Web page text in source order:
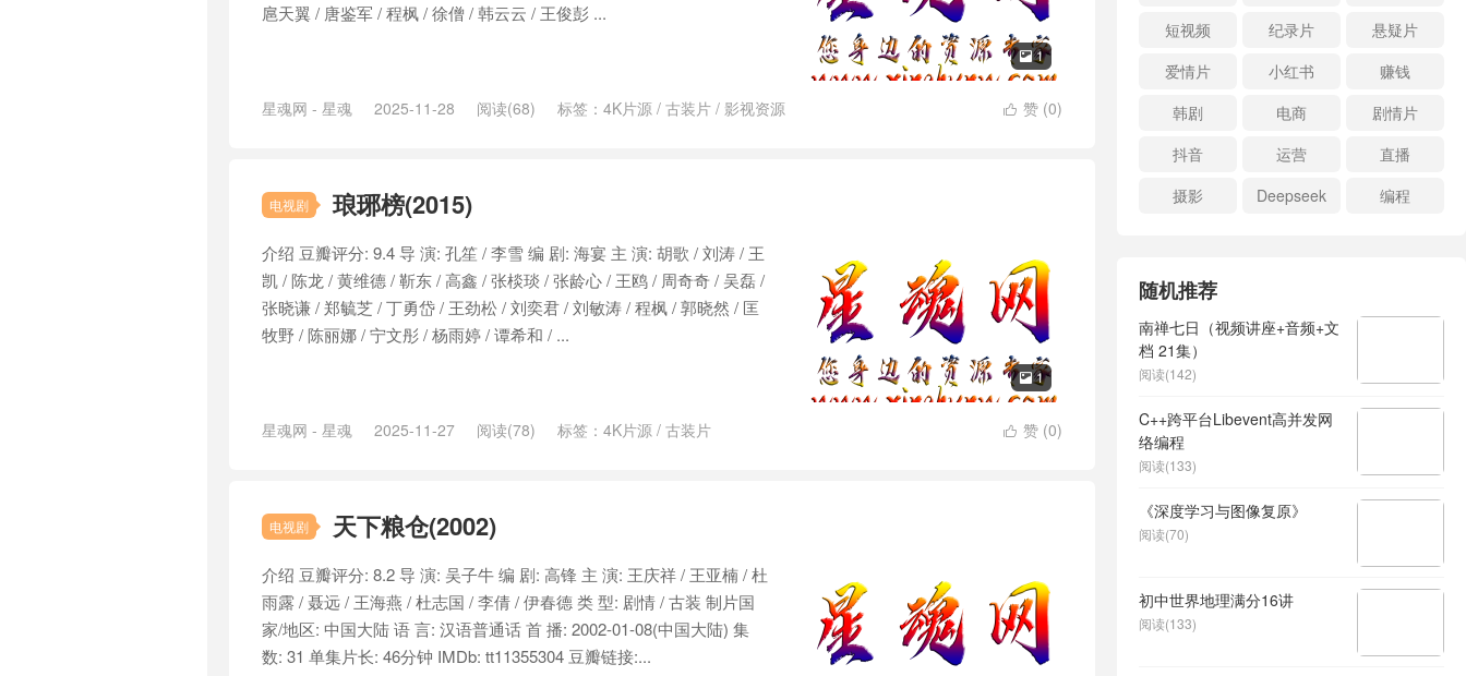
 1
扈天翼 / 唐鉴军 / 程枫 / 徐僧 / 韩云云 / 王俊彭 ...
 赞 (0)
星魂网 - 星魂 2025-11-28 阅读(68) 标签： 4K片源 / 古装片 / 影视资源
电视剧 琅琊榜(2015)
 1
介绍 豆瓣评分: 9.4 导 演: 孔笙 / 李雪 编 剧: 海宴 主 演: 胡歌 / 刘涛 / 王
凯 / 陈龙 / 黄维德 / 靳东 / 高鑫 / 张棪琰 / 张龄心 / 王鸥 / 周奇奇 / 吴磊 /
张晓谦 / 郑毓芝 / 丁勇岱 / 王劲松 / 刘奕君 / 刘敏涛 / 程枫 / 郭晓然 / 匡
牧野 / 陈丽娜 / 宁文彤 / 杨雨婷 / 谭希和 / ...
 赞 (0)
星魂网 - 星魂 2025-11-27 阅读(78) 标签： 4K片源 / 古装片
电视剧 天下粮仓(2002)
介绍 豆瓣评分: 8.2 导 演: 吴子牛 编 剧: 高锋 主 演: 王庆祥 / 王亚楠 / 杜
雨露 / 聂远 / 王海燕 / 杜志国 / 李倩 / 伊春德 类 型: 剧情 / 古装 制片国
家/地区: 中国大陆 语 言: 汉语普通话 首 播: 2002-01-08(中国大陆) 集
数: 31 单集片长: 46分钟 IMDb: tt11355304 豆瓣链接:...
短视频
纪录片
悬疑片
爱情片
小红书
赚钱
韩剧
电商
剧情片
抖音
运营
直播
摄影
Deepseek 编程
随机推荐
南禅七日（视频讲座+音频+文
档 21集）
阅读(142)
C++跨平台Libevent高并发网
络编程
阅读(133)
《深度学习与图像复原》
阅读(70)
初中世界地理满分16讲
阅读(133)